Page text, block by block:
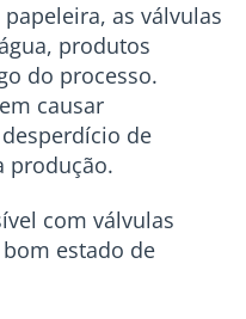
as válvulas
produtos
do processo.
causar
de
produção.
com válvulas
estado de